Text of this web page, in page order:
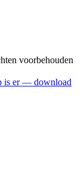
voorbehouden
is er — download